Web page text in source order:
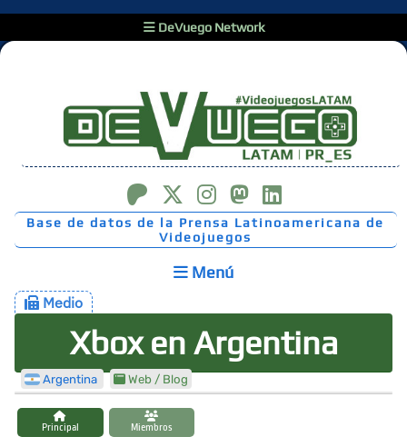
DeVuego Network
Base de datos de la Prensa Latinoamericana de
Videojuegos
Menú
Medio
Xbox en Argentina
Argentina Web / Blog
Principal Miembros